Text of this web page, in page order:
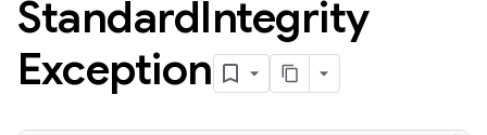
StandardIntegrity
Exception